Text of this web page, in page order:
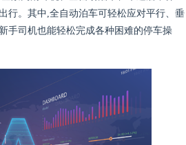
行。其中,全自动泊车可轻松应对平行、垂
手司机也能轻松完成各种困难的停车操